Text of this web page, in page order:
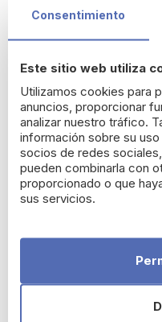
Anthelios Loción
Pediátrica SPF50+ 250
ml
26,68 €
Promoción Solares Lierac
20% Dto. hasta el 31 de
agosto
Consentimiento
Este sitio web utiliza
Utilizamos cookies para
anuncios, proporcionar
analizar nuestro tráfico.
información sobre su
socios de redes
pueden combinarla con
proporcionado o que
sus servicios.